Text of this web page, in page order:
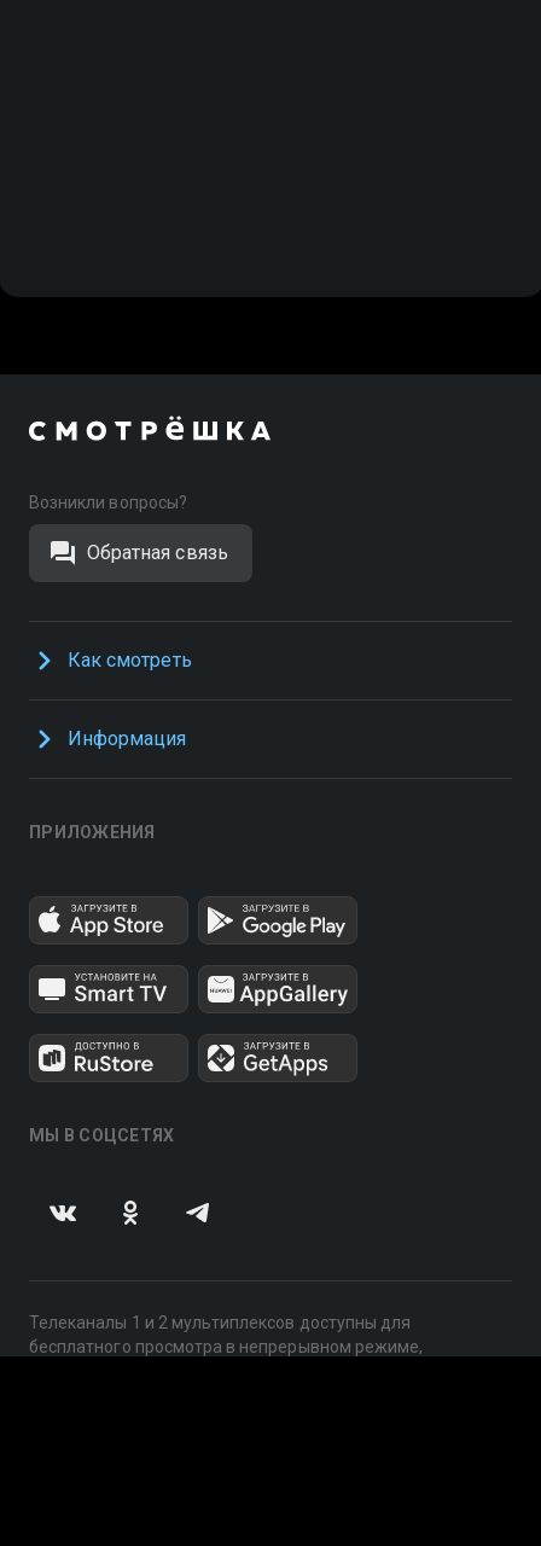
Возникли вопросы?
Обратная связь
Как смотреть
Информация
ПРИЛОЖЕНИЯ
МЫ В СОЦСЕТЯХ
Телеканалы 1 и 2 мультиплексов доступны для
бесплатного просмотра в непрерывном режиме,